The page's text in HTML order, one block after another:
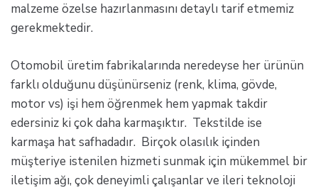
malzeme özelse hazırlanmasını detaylı tarif etmemiz
gerekmektedir.
Otomobil üretim fabrikalarında neredeyse her ürünün
farklı olduğunu düşünürseniz (renk, klima, gövde,
motor vs) işi hem öğrenmek hem yapmak takdir
edersiniz ki çok daha karmaşıktır. Tekstilde ise
karmaşa hat safhadadır. Birçok olasılık içinden
müşteriye istenilen hizmeti sunmak için mükemmel bir
iletişim ağı, çok deneyimli çalışanlar ve ileri teknoloji